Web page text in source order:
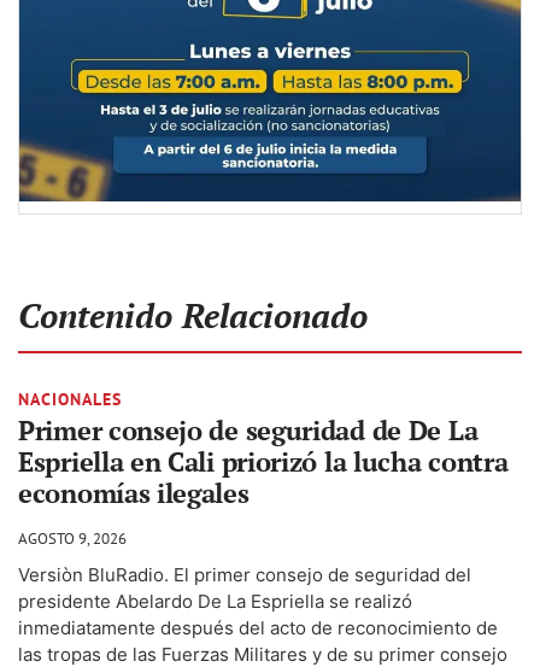
Contenido Relacionado
NACIONALES
Primer consejo de seguridad de De La
Espriella en Cali priorizó la lucha contra
economías ilegales
AGOSTO 9, 2026
Versiòn BluRadio. El primer consejo de seguridad del
presidente Abelardo De La Espriella se realizó
inmediatamente después del acto de reconocimiento de
las tropas de las Fuerzas Militares y de su primer consejo